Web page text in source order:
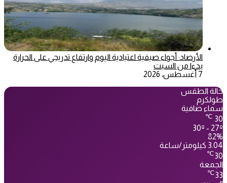
الأرصاد: أجواء صيفية اعتيادية اليوم وارتفاع تدريجي على الحرارة
بدءا من السبت
7 أغسطس، 2026
حالة الطقس
طولكرم
سماء صافية
30
℃
30º - 27º
82%
3.04 كيلومتر/ساعة
30
℃
الجمعة
33
℃